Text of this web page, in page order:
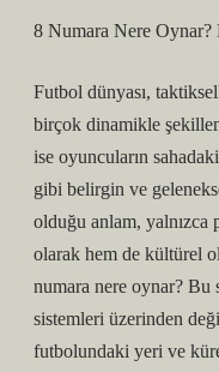
8 Numara Nere Oynar?
Futbol dünyası,
birçok dinamikle
ise oyuncuların
gibi belirgin ve
olduğu anlam, yalnızca
olarak hem de kültürel
numara nere oynar? Bu
sistemleri üzerinden
futbolundaki yeri ve